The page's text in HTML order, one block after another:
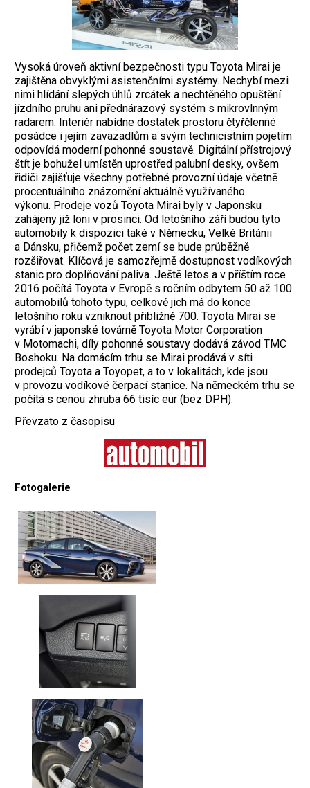
Vysoká úroveň aktivní bezpečnosti typu Toyota Mirai je
zajištěna obvyklými asistenčními systémy. Nechybí mezi
nimi hlídání slepých úhlů zrcátek a nechtěného opuštění
jízdního pruhu ani přednárazový systém s mikrovlnným
radarem. Interiér nabídne dostatek prostoru čtyřčlenné
posádce i jejím zavazadlům a svým technicistním pojetím
odpovídá moderní pohonné soustavě. Digitální přístrojový
štít je bohužel umístěn uprostřed palubní desky, ovšem
řidiči zajišťuje všechny potřebné provozní údaje včetně
procentuálního znázornění aktuálně využívaného
výkonu. Prodeje vozů Toyota Mirai byly v Japonsku
zahájeny již loni v prosinci. Od letošního září budou tyto
automobily k dispozici také v Německu, Velké Británii
a Dánsku, přičemž počet zemí se bude průběžně
rozšiřovat. Klíčová je samozřejmě dostupnost vodíkových
stanic pro doplňování paliva. Ještě letos a v příštím roce
2016 počítá Toyota v Evropě s ročním odbytem 50 až 100
automobilů tohoto typu, celkově jich má do konce
letošního roku vzniknout přibližně 700. Toyota Mirai se
vyrábí v japonské továrně Toyota Motor Corporation
v Motomachi, díly pohonné soustavy dodává závod TMC
Boshoku. Na domácím trhu se Mirai prodává v síti
prodejců Toyota a Toyopet, a to v lokalitách, kde jsou
v provozu vodíkové čerpací stanice. Na německém trhu se
počítá s cenou zhruba 66 tisíc eur (bez DPH).
Převzato z časopisu
Fotogalerie